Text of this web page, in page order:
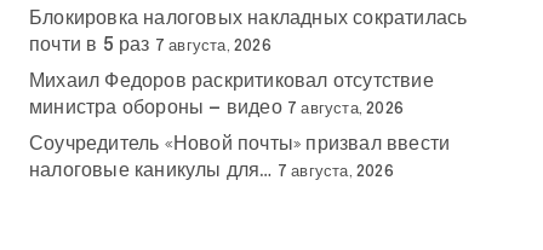
Блокировка налоговых накладных сократилась
почти в 5 раз 7 августа, 2026
Михаил Федоров раскритиковал отсутствие
министра обороны — видео 7 августа, 2026
Соучредитель «Новой почты» призвал ввести
налоговые каникулы для…
7 августа, 2026